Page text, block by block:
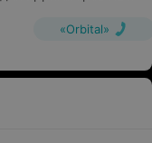
«Orbital»